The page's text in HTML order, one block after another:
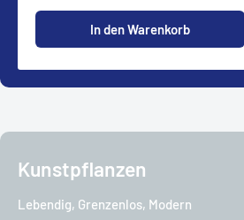
In den Warenkorb
Kunstpflanzen
Lebendig, Grenzenlos, Modern